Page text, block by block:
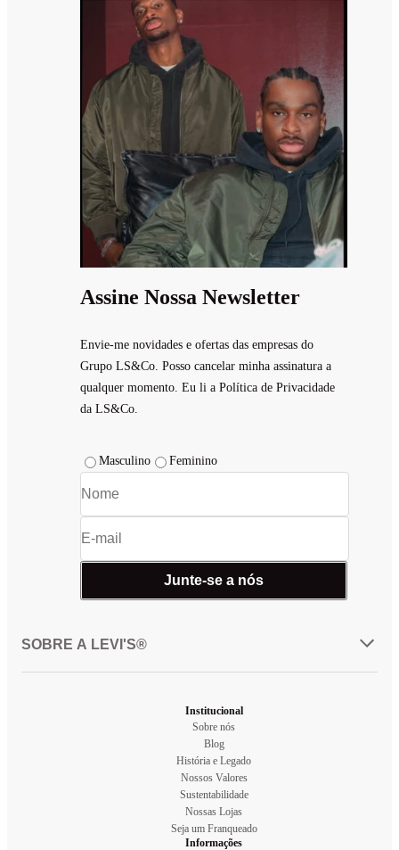
Assine Nossa Newsletter
Envie-me novidades e ofertas das empresas do
Grupo LS&Co. Posso cancelar minha assinatura a
qualquer momento. Eu li a Política de Privacidade
da LS&Co.
Masculino Feminino
Junte-se a nós
SOBRE A LEVI'S®
Institucional
Sobre nós
Blog
História e Legado
Nossos Valores
Sustentabilidade
Nossas Lojas
Seja um Franqueado
Informações